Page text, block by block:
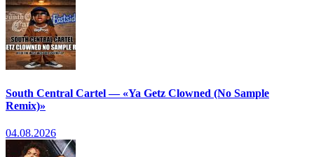
South Central Cartel — «Ya Getz Clowned (No Sample
Remix)»
04.08.2026